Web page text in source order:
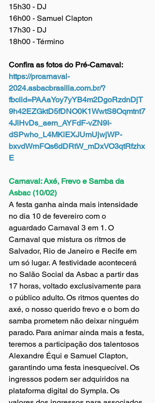
15h30 - DJ
16h00 - Samuel Clapton
17h30 - DJ
18h00 - Término
Confira as fotos do Pré-Carnaval:
https://prcarnaval-
2024.asbacbrasilia.com.br/?
fbclid=PAAaYoy7yYB4m2DgoRzdnDjT
9h42EZGktD5fDNO0K1WwtS8Oqmtnt7
4JiHvDs_aem_AYFdF-vZN9I-
dSPwho_L4MKiEXJUmUjwjWP-
bxvdWrnFQs6dDRtW_mDxVO3qtRfzhx
E
Carnaval: Axé, Frevo e Samba da
Asbac (10/02)
A festa ganha ainda mais intensidade
no dia 10 de fevereiro com o
aguardado Carnaval 3 em 1. O
Carnaval que mistura os ritmos de
Salvador, Rio de Janeiro e Recife em
um só lugar. A festividade acontecerá
no Salão Social da Asbac a partir das
17 horas, voltado exclusivamente para
o público adulto. Os ritmos quentes do
axé, o nosso querido frevo e o bom do
samba prometem não deixar ninguém
parado. Para animar ainda mais a festa,
teremos a participação dos talentosos
Alexandre Équi e Samuel Clapton,
garantindo uma festa inesquecível. Os
ingressos podem ser adquiridos na
plataforma digital do Sympla. Os